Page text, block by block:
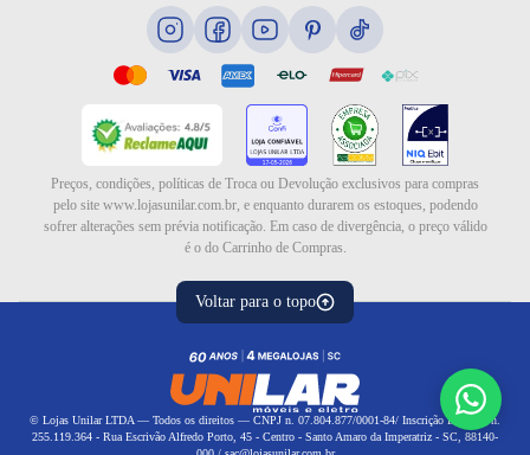
Preços, condições, políticas de Troca ou Devolução exclusivos para compras
pelo site www.lojasunilar.com.br, e enquanto durarem os estoques, podendo
sofrer alterações sem prévia notificação. Em caso de divergência, o preço válido
é o do Carrinho de Compras.
Voltar para o topo
© Lojas Unilar LTDA — Todos os direitos — CNPJ n. 07.804.877/0001-84/ Inscrição Estadual n.
255.119.364 - Rua Escrivão Alfredo Porto, 45 - Centro - Santo Amaro da Imperatriz - SC, 88140-